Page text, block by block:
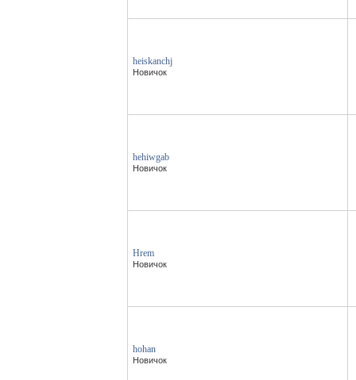
heiskanchj
Новичок
hehiwgab
Новичок
Hrem
Новичок
hohan
Новичок